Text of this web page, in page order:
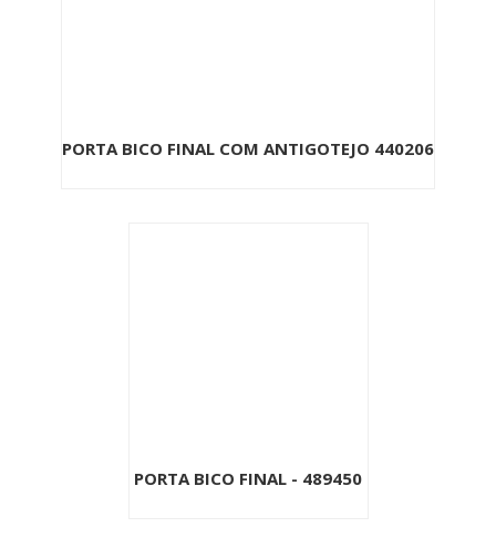
PORTA BICO FINAL COM ANTIGOTEJO 440206
PORTA BICO FINAL - 489450